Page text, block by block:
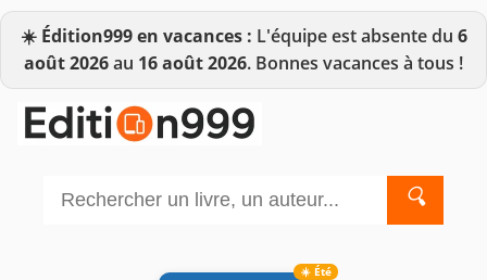
☀️ Édition999 en vacances : L'équipe est absente du 6
août 2026au 16 août 2026. Bonnes vacances à tous !
🔍